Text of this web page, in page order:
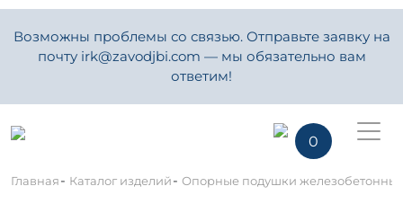
Возможны проблемы со связью. Отправьте заявку на
почту irk@zavodjbi.com — мы обязательно вам
ответим!
0
Главная- Каталог изделий- Опорные подушки